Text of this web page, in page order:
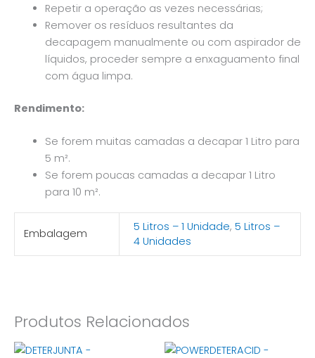
Repetir a operação as vezes necessárias;
Remover os resíduos resultantes da
decapagem manualmente ou com aspirador de
líquidos, proceder sempre a enxaguamento final
com água limpa.
Rendimento:
Se forem muitas camadas a decapar 1 Litro para
5 m².
Se forem poucas camadas a decapar 1 Litro
para 10 m².
Embalagem 5 Litros – 1 Unidade, 5 Litros –
4 Unidades
Produtos Relacionados
Price
This